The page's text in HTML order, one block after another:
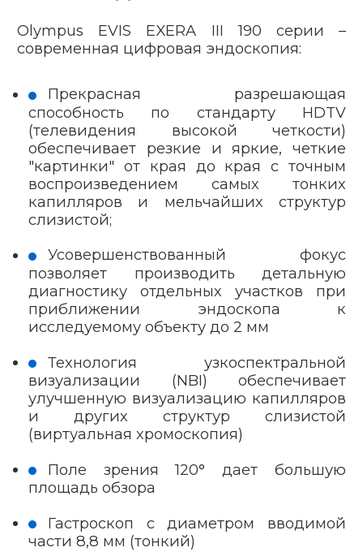
Olympus EVIS EXERA III 190 серии –
современная цифровая эндоскопия:
Прекрасная разрешающая
способность по стандарту HDTV
(телевидения высокой четкости)
обеспечивает резкие и яркие, четкие
"картинки" от края до края с точным
воспроизведением самых тонких
капилляров и мельчайших структур
слизистой;
Усовершенствованный фокус
позволяет производить детальную
диагностику отдельных участков при
приближении эндоскопа к
исследуемому объекту до 2 мм
Технология узкоспектральной
визуализации (NBI) обеспечивает
улучшенную визуализацию капилляров
и других структур слизистой
(виртуальная хромоскопия)
Поле зрения 120° дает большую
площадь обзора
Гастроскоп с диаметром вводимой
части 8,8 мм (тонкий)